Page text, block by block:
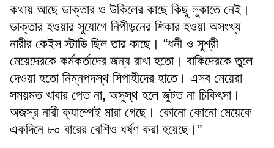
কথায় আছে ডাক্তার ও উকিলের কাছে কিছু লুকাতে নেই।
ডাক্তার হওয়ার সুযোগে নিপীড়নের শিকার হওয়া অসংখ্য
নারীর কেইস স্টাডি ছিল তার কাছে। “ধনী ও সুশ্রী
মেয়েদেরকে কর্মকর্তাদের জন্য রাখা হতো। বাকিদেরকে তুলে
দেওয়া হতো নিম্নপদস্থ সিপাহীদের হাতে। এসব মেয়েরা
সময়মত খাবার পেত না, অসুস্থ হলে জুটত না চিকিৎসা।
অজস্র নারী ক্যাম্পেই মারা গেছে। কোনো কোনো মেয়েকে
একদিনে ৮০ বারের বেশিও ধর্ষণ করা হয়েছে।”